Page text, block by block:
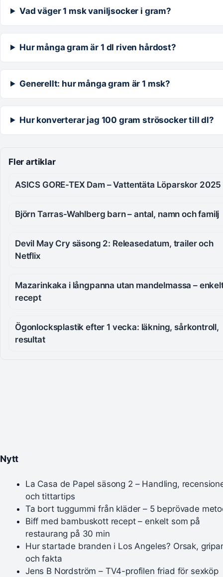
Vad väger 1 msk vaniljsocker i gram?
Hur många gram är 1 dl riven hårdost?
Generellt: hur många gram är 1 msk?
Hur konverterar jag 100 gram strösocker till dl?
Fler artiklar
ASICS GORE-TEX Dam – Vattentäta Löparskor 2025
Björn Tarras-Wahlberg barn – antal, namn och familj
Devil May Cry säsong 2: Releasedatum, trailer och
Netflix
Mazarinkaka i långpanna utan mandelmassa –
recept
Ögonlocksplastik efter 1 vecka: läkning, sårkontroll,
resultat
Nytt
La Casa de Papel säsong 2 – Handling,
och tittartips
Ta bort tuggummi från kläder – 5 beprövade
Biff med bambuskott recept – enkelt som på
restaurang på 30 min
Hur startade branden i Los Angeles? Orsak,
och fakta
Jens B Nordström – TV4-profilen friad för sexköp